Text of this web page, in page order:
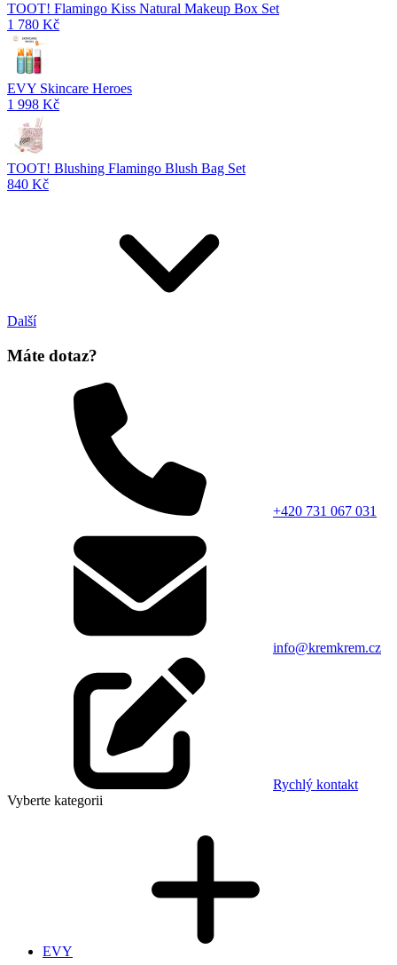
TOOT! Flamingo Kiss Natural Makeup Box Set
1 780 Kč
EVY Skincare Heroes
1 998 Kč
TOOT! Blushing Flamingo Blush Bag Set
840 Kč
Další
Máte dotaz?
+420 731 067 031
info@kremkrem.cz
Rychlý kontakt
Vyberte kategorii
EVY